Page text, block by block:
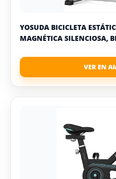
YOSUDA BICICLETA
MAGNÉTICA SILENCIOSA,